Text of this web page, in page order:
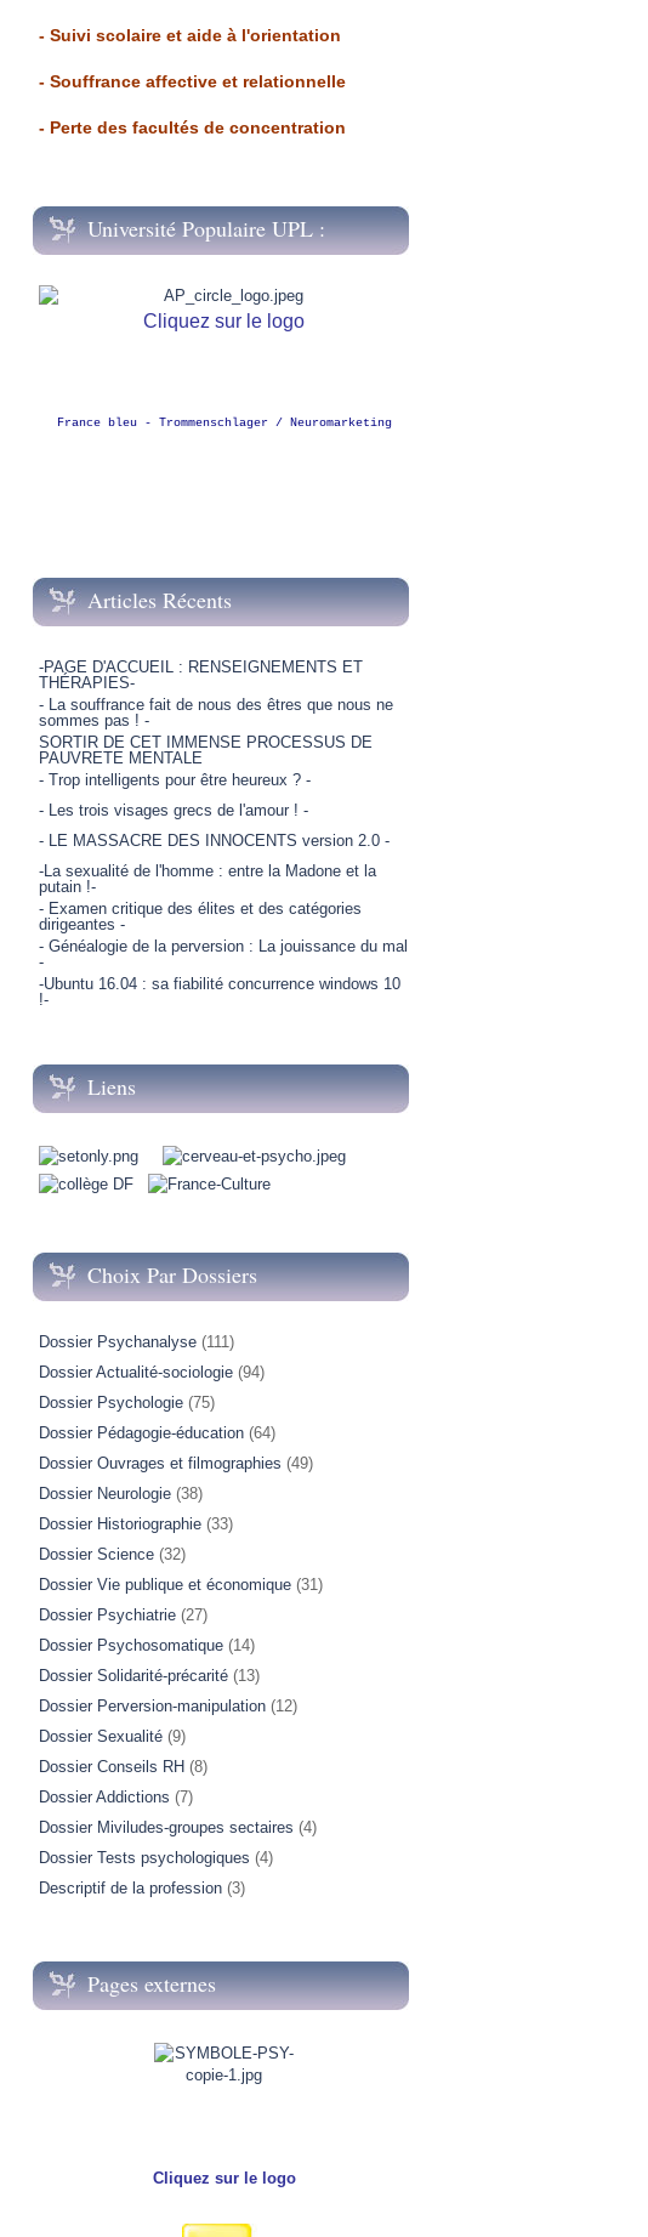
- Suivi scolaire et aide à l'orientation
- Souffrance affective et relationnelle
- Perte des facultés de concentration
Université Populaire UPL :
Cliquez sur le logo
France bleu - Trommenschlager / Neuromarketing
Articles Récents
-PAGE D'ACCUEIL : RENSEIGNEMENTS ET
THÉRAPIES-
- La souffrance fait de nous des êtres que nous ne
sommes pas ! -
SORTIR DE CET IMMENSE PROCESSUS DE
PAUVRETE MENTALE
- Trop intelligents pour être heureux ? -
- Les trois visages grecs de l'amour ! -
- LE MASSACRE DES INNOCENTS version 2.0 -
-La sexualité de l'homme : entre la Madone et la
putain !-
- Examen critique des élites et des catégories
dirigeantes -
- Généalogie de la perversion : La jouissance du mal
-
-Ubuntu 16.04 : sa fiabilité concurrence windows 10
!-
Liens
Choix Par Dossiers
Dossier Psychanalyse (111)
Dossier Actualité-sociologie (94)
Dossier Psychologie (75)
Dossier Pédagogie-éducation (64)
Dossier Ouvrages et filmographies (49)
Dossier Neurologie (38)
Dossier Historiographie (33)
Dossier Science (32)
Dossier Vie publique et économique (31)
Dossier Psychiatrie (27)
Dossier Psychosomatique (14)
Dossier Solidarité-précarité (13)
Dossier Perversion-manipulation (12)
Dossier Sexualité (9)
Dossier Conseils RH (8)
Dossier Addictions (7)
Dossier Miviludes-groupes sectaires (4)
Dossier Tests psychologiques (4)
Descriptif de la profession (3)
Pages externes
Cliquez sur le logo